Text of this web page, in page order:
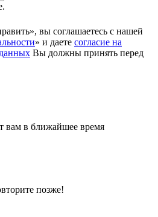
вы соглашаетесь с нашей
» и даете согласие на
Вы должны принять перед
вам в ближайшее время
позже!